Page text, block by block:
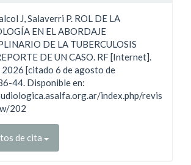
J, Salaverri P. ROL DE LA
EN EL ABORDAJE
DE LA TUBERCULOSIS
DE UN CASO. RF [Internet].
2026 [citado 6 de agosto de
44. Disponible en:
index.php/revis
202
de cita